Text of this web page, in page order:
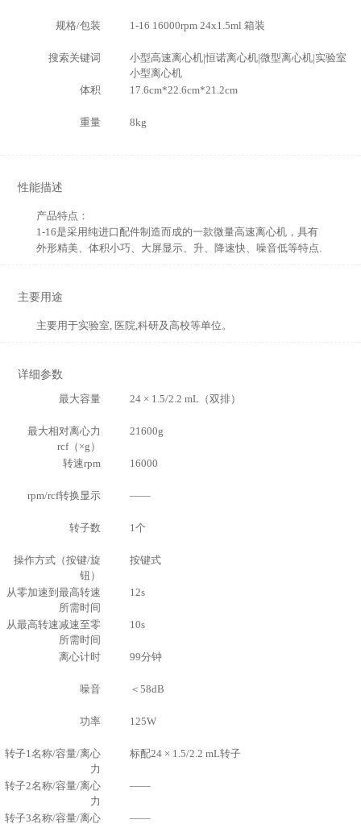
规格/包装 1-16 16000rpm 24x1.5ml 箱装
搜索关键词
小型高速离心机|恒诺离心机|微型离心机|实验室
小型离心机
体积
17.6cm*22.6cm*21.2cm
重量 8kg
性能描述
产品特点：
1-16是采用纯进口配件制造而成的一款微量高速离心机，具有
外形精美、体积小巧、大屏显示、升、降速快、噪音低等特点.
主要用途
主要用于实验室, 医院,科研及高校等单位。
详细参数
最大容量
24 × 1.5/2.2 mL（双排）
最大相对离心力
rcf（×g）
21600g
转速rpm 16000
rpm/rcf转换显示 ——
转子数 1个
操作方式（按键/旋
钮）
按键式
从零加速到最高转速
所需时间
12s
从最高转速减速至零
所需时间
10s
离心计时 99分钟
噪音 ＜58dB
功率 125W
转子1名称/容量/离心
力
标配24 × 1.5/2.2 mL转子
转子2名称/容量/离心
力
——
转子3名称/容量/离心 ——